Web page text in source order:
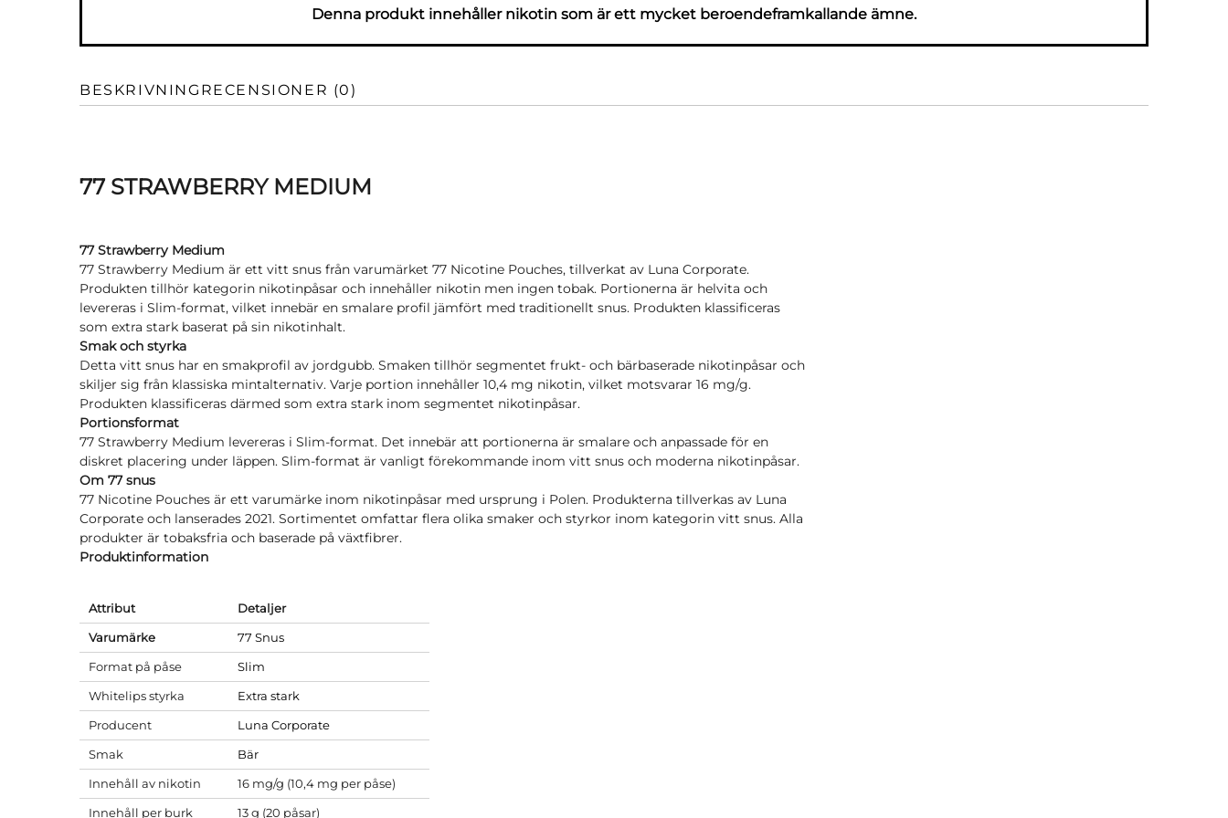
Denna produkt innehåller nikotin som är ett mycket beroendeframkallande ämne.
BESKRIVNING RECENSIONER (0)
77 STRAWBERRY MEDIUM
77 Strawberry Medium
77 Strawberry Medium är ett vitt snus från varumärket 77 Nicotine Pouches, tillverkat av Luna Corporate.
Produkten tillhör kategorin nikotinpåsar och innehåller nikotin men ingen tobak. Portionerna är helvita och
levereras i Slim-format, vilket innebär en smalare profil jämfört med traditionellt snus. Produkten klassificeras
som extra stark baserat på sin nikotinhalt.
Smak och styrka
Detta vitt snus har en smakprofil av jordgubb. Smaken tillhör segmentet frukt- och bärbaserade nikotinpåsar och
skiljer sig från klassiska mintalternativ. Varje portion innehåller 10,4 mg nikotin, vilket motsvarar 16 mg/g.
Produkten klassificeras därmed som extra stark inom segmentet nikotinpåsar.
Portionsformat
77 Strawberry Medium levereras i Slim-format. Det innebär att portionerna är smalare och anpassade för en
diskret placering under läppen. Slim-format är vanligt förekommande inom vitt snus och moderna nikotinpåsar.
Om 77 snus
77 Nicotine Pouches är ett varumärke inom nikotinpåsar med ursprung i Polen. Produkterna tillverkas av Luna
Corporate och lanserades 2021. Sortimentet omfattar flera olika smaker och styrkor inom kategorin vitt snus. Alla
produkter är tobaksfria och baserade på växtfibrer.
Produktinformation
Attribut
Detaljer
Varumärke
77 Snus
Format på påse
Slim
Whitelips styrka
Extra stark
Producent
Luna Corporate
Smak
Bär
Innehåll av nikotin
16 mg/g (10,4 mg per påse)
Innehåll per burk
13 g (20 påsar)